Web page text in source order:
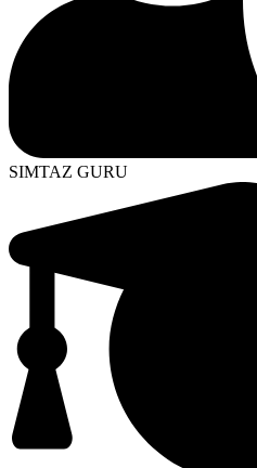
SIMTAZ GURU